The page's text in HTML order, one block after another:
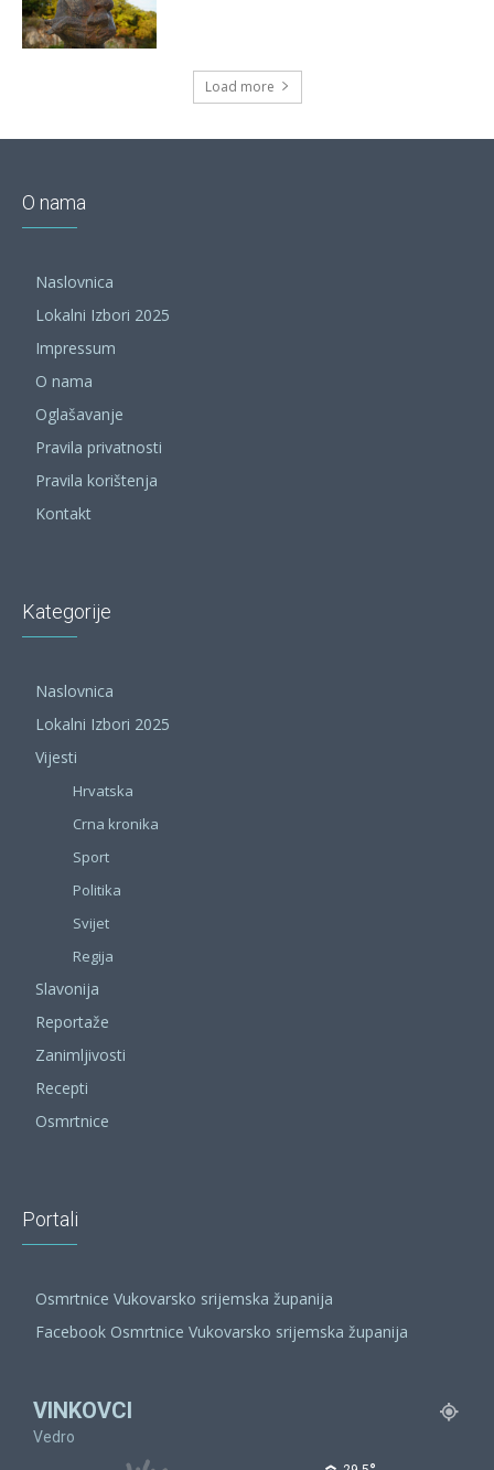
Load more
O nama
Naslovnica
Lokalni Izbori 2025
Impressum
O nama
Oglašavanje
Pravila privatnosti
Pravila korištenja
Kontakt
Kategorije
Naslovnica
Lokalni Izbori 2025
Vijesti
Hrvatska
Crna kronika
Sport
Politika
Svijet
Regija
Slavonija
Reportaže
Zanimljivosti
Recepti
Osmrtnice
Portali
Osmrtnice Vukovarsko srijemska županija
Facebook Osmrtnice Vukovarsko srijemska županija
VINKOVCI
Vedro